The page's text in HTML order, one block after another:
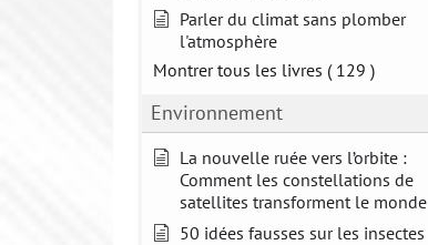
Parler du climat sans plomber
l'atmosphère
Montrer tous les livres ( 129 )
Environnement
La nouvelle ruée vers l’orbite :
Comment les constellations de
satellites transforment le monde
50 idées fausses sur les insectes